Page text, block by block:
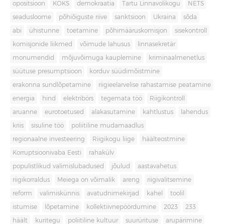
opositsioon KOKS demokraatia Tartu Linnavolikogu NETS
seadusloome põhiõiguste riive sanktsioon Ukraina sõda
abi ühistunne toetamine põhimääruskomisjon sisekontroll
komisjonide liikmed võimude lahusus linnasekretär
monumendid mõjuvõimuga kauplemine kriminaalmenetlus
süütuse presumptsioon korduv süüdimõistmine
erakonna sundlõpetamine riigieelarvelise rahastamise peatamine
energia hind elektribörs tegemata töö Riigikontroll
aruanne eurotoetused alakasutamine kahtlustus lahendus
kriis sisuline töö poliitiline mudamaadlus
regionaalne investeering Riigikogu liige häälteostmine
Korruptsioonivaba Eesti rahakülv
populistlikud valimislubadused jõulud aastavahetus
riigikorraldus Meiega on võimalik areng riigivalitsemine
reform valimiskünnis avatudnimekirjad kahel toolil
istumise lõpetamine kollektiivnepöördumine 2023 233
häält kuritegu poliitiline kultuur suurürituse arupärimine